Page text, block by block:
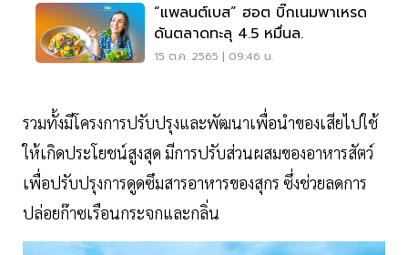
“แพลนต์เบส” ฮอต บิ๊กเนมพาเหรด
ดันตลาดทะลุ 4.5 หมื่นล.
15 ต.ค. 2565 | 09:46 น.
รวมทั้งมีโครงการปรับปรุงและพัฒนาเพื่อนำของเสียไปใช้
ให้เกิดประโยชน์สูงสุด มีการปรับส่วนผสมของอาหารสัตว์
เพื่อปรับปรุงการดูดซึมสารอาหารของสุกร ซึ่งช่วยลดการ
ปล่อยก๊าซเรือนกระจกและกลิ่น